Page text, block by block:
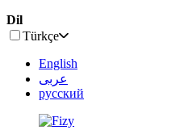
Dil
Türkçe
English
عربى
русский